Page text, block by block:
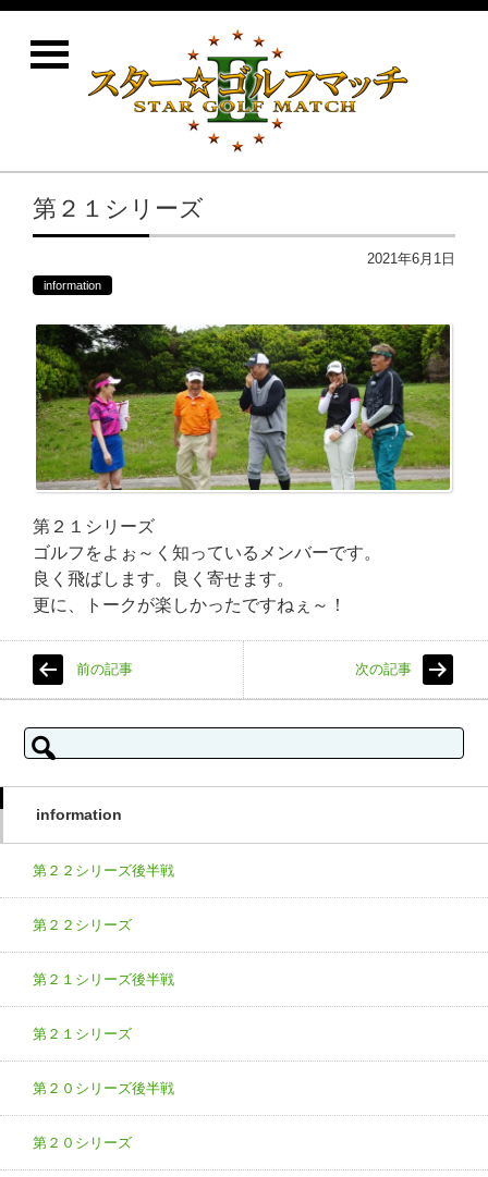
第２１シリーズ
2021年6月1日
information
第２１シリーズ
ゴルフをよぉ～く知っているメンバーです。
良く飛ばします。良く寄せます。
更に、トークが楽しかったですねぇ～！
前の記事 次の記事
検索:
information
第２２シリーズ後半戦
第２２シリーズ
第２１シリーズ後半戦
第２１シリーズ
第２０シリーズ後半戦
第２０シリーズ